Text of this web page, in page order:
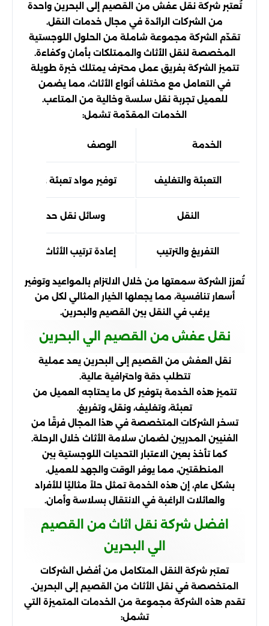
تُعتبر شركة نقل عفش من القصيم إلى البحرين واحدة
من الشركات الرائدة في مجال خدمات النقل.
تقدّم الشركة مجموعة شاملة من الحلول اللوجستية
المخصصة لنقل الأثاث والممتلكات بأمان وكفاءة.
تتميز الشركة بفريق عمل محترف يمتلك خبرة طويلة
في التعامل مع مختلف أنواع الأثاث، مما يضمن
للعميل تجربة نقل سلسة وخالية من المتاعب.
الخدمات المقدّمة تشمل:
الخدمة الوصف
التعبئة والتغليف توفير مواد تعبئة عالية
النقل وسائل نقل حديثة وآمنة
التفريغ والترتيب إعادة ترتيب الأثاث في
تُعزز الشركة سمعتها من خلال الالتزام بالمواعيد وتوفير
أسعار تنافسية، مما يجعلها الخيار المثالي لكل من
يرغب في النقل بين القصيم والبحرين.
نقل عفش من القصيم الي البحرين
نقل العفش من القصيم إلى البحرين يعد عملية
تتطلب دقة واحترافية عالية.
تتميز هذه الخدمة بتوفير كل ما يحتاجه العميل من
تعبئة، وتغليف، ونقل، وتفريغ.
تسخر الشركات المتخصصة في هذا المجال فرقًا من
الفنيين المدربين لضمان سلامة الأثاث خلال الرحلة.
كما تأخذ بعين الاعتبار التحديات اللوجستية بين
المنطقتين، مما يوفر الوقت والجهد للعميل.
بشكل عام، إن هذه الخدمة تمثل حلاً مثاليًا للأفراد
والعائلات الراغبة في الانتقال بسلاسة وأمان.
افضل شركة نقل اثاث من القصيم
الي البحرين
تعتبر شركة النقل المتكامل من أفضل الشركات
المتخصصة في نقل الأثاث من القصيم إلى البحرين.
تقدم هذه الشركة مجموعة من الخدمات المتميزة التي
تشمل: